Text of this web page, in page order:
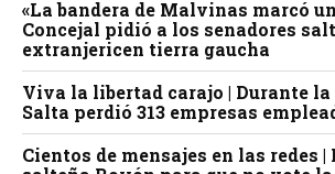
«La bandera de Malvinas marcó
Concejal pidió a los senadores
extranjericen tierra gaucha
Viva la libertad carajo | Durante
Salta perdió 313 empresas
Cientos de mensajes en las redes |